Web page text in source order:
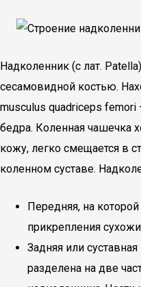
Надколенник (с лат.
сесамовидной костью.
musculus quadriceps
бедра. Коленная чашечка
кожу, легко смещается в
коленном суставе.
Передняя, на
прикрепления
Задняя или
разделена на две